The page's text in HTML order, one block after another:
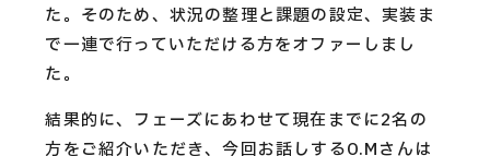
た。そのため、状況の整理と課題の設定、実装ま
で一連で行っていただける方をオファーしまし
た。
結果的に、フェーズにあわせて現在までに2名の
方をご紹介いただき、今回お話しするO.Mさんは